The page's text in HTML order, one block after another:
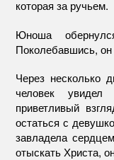
которая за ручьем.
Юноша
Поколебавшись, он
Через несколько
человек
приветливый
остаться с
завладела
отыскать Христа,